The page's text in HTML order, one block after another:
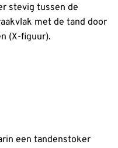
stevig tussen de
met de tand door
(X-figuur).
een tandenstoker